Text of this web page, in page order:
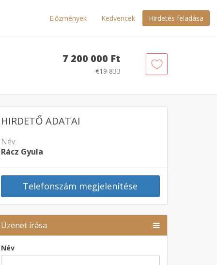
Előzmények Kedvencek Hirdetés feladása
7 200 000 Ft
€19 833
HIRDETŐ ADATAI
Név:
Rácz Gyula
Telefonszám megjelenítése
Üzenet írása
Név